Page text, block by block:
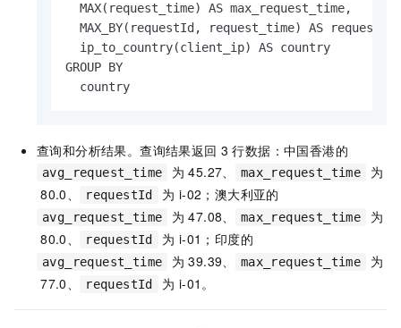
  MAX(request_time) AS max_request_time,
  MAX_BY(requestId, request_time) AS requestId,
  ip_to_country(client_ip) AS country
GROUP BY
  country
查询和分析结果。查询结果返回 3 行数据：中国香港的
avg_request_time 为 45.27、 max_request_time
为
80.0、
requestId 为 i-02；澳大利亚的
avg_request_time 为 47.08、 max_request_time
为
80.0、
requestId 为 i-01；印度的
avg_request_time 为 39.39、 max_request_time
为
77.0、
requestId 为 i-01。